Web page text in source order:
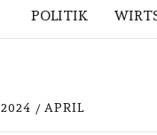
POLITIK
2024 APRIL